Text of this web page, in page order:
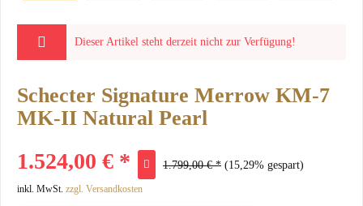
Dieser Artikel steht derzeit nicht zur Verfügung!
Schecter Signature Merrow KM-7
MK-II Natural Pearl
1.524,00 € * 1.799,00 € * (15,29% gespart)
inkl. MwSt. zzgl. Versandkosten